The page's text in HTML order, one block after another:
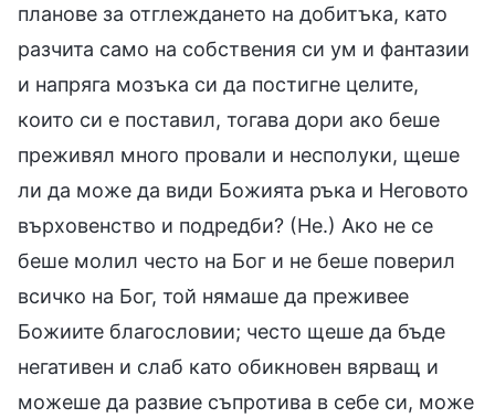
планове за отглеждането на добитъка, като
разчита само на собствения си ум и фантазии
и напряга мозъка си да постигне целите,
които си е поставил, тогава дори ако беше
преживял много провали и несполуки, щеше
ли да може да види Божията ръка и Неговото
върховенство и подредби? (Не.) Ако не се
беше молил често на Бог и не беше поверил
всичко на Бог, той нямаше да преживее
Божиите благословии; често щеше да бъде
негативен и слаб като обикновен вярващ и
можеше да развие съпротива в себе си, може